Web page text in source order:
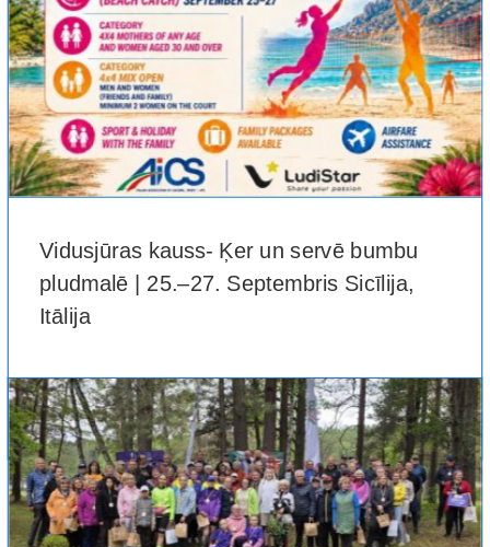
Vidusjūras kauss- Ķer un servē bumbu
pludmalē | 25.–27. Septembris Sicīlija,
Itālija
Itālijas Kultūras un [...]